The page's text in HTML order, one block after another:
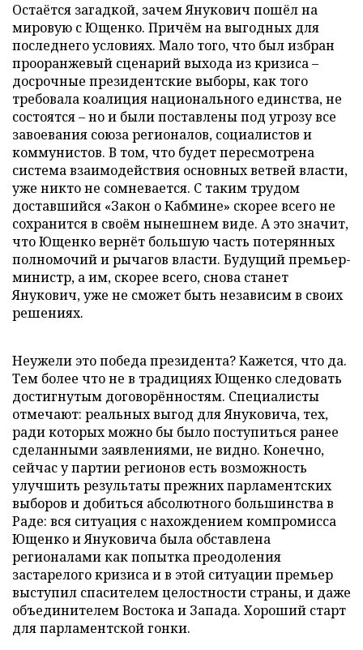
Остаётся загадкой, зачем Янукович пошёл на
мировую с Ющенко. Причём на выгодных для
последнего условиях. Мало того, что был избран
прооранжевый сценарий выхода из кризиса –
досрочные президентские выборы, как того
требовала коалиция национального единства, не
состоятся – но и были поставлены под угрозу все
завоевания союза регионалов, социалистов и
коммунистов. В том, что будет пересмотрена
система взаимодействия основных ветвей власти,
уже никто не сомневается. С таким трудом
доставшийся «Закон о Кабмине» скорее всего не
сохранится в своём нынешнем виде. А это значит,
что Ющенко вернёт большую часть потерянных
полномочий и рычагов власти. Будущий премьер-
министр, а им, скорее всего, снова станет
Янукович, уже не сможет быть независим в своих
решениях.
Неужели это победа президента? Кажется, что да.
Тем более что не в традициях Ющенко следовать
достигнутым договорённостям. Специалисты
отмечают: реальных выгод для Януковича, тех,
ради которых можно бы было поступиться ранее
сделанными заявлениями, не видно. Конечно,
сейчас у партии регионов есть возможность
улучшить результаты прежних парламентских
выборов и добиться абсолютного большинства в
Раде: вся ситуация с нахождением компромисса
Ющенко и Януковича была обставлена
регионалами как попытка преодоления
застарелого кризиса и в этой ситуации премьер
выступил спасителем целостности страны, и даже
объединителем Востока и Запада. Хороший старт
для парламентской гонки.